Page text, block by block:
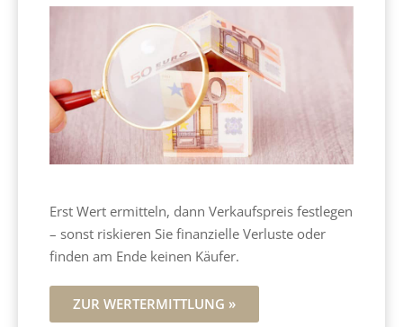
Erst Wert ermitteln, dann Verkaufspreis festlegen
– sonst riskieren Sie finanzielle Verluste oder
finden am Ende keinen Käufer.
ZUR WERTERMITTLUNG »